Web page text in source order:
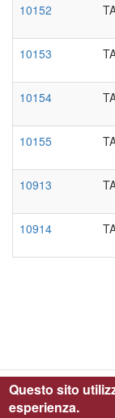
10152
10153
10154
10155
10913
10914
Parco Archeologico
Questo sito
esperienza.